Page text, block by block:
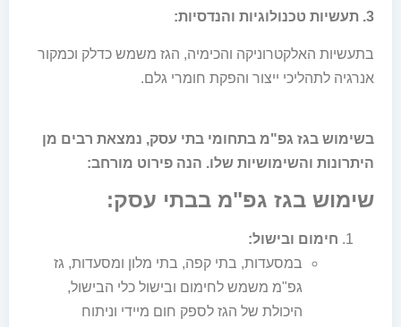
3. תעשיות טכנולוגיות והנדסיות:
בתעשיות האלקטרוניקה והכימיה, הגז משמש כדלק וכמקור
אנרגיה לתהליכי ייצור והפקת חומרי גלם.
בשימוש בגז גפ"מ בתחומי בתי עסק, נמצאת רבים מן
היתרונות והשימושיות שלו. הנה פירוט מורחב:
שימוש בגז גפ"מ בבתי עסק:
חימום ובישול:
במסעדות, בתי קפה, בתי מלון ומסעדות, גז
גפ"מ משמש לחימום ובישול כלי הבישול,
היכולת של הגז לספק חום מיידי וניתוח